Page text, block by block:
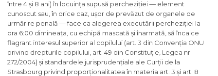
între 4 și 8 ani) în locuința supusă percheziției — element
cunoscut sau, în orice caz, ușor de prevăzut de organele de
urmărire penală — face ca alegerea executării percheziției la
ora 6:00 dimineața, cu echipă mascată și înarmată, să încalce
flagrant interesul superior al copilului (art. 3 din Convenția ONU
privind drepturile copilului, art. 49 din Constituție, Legea nr.
272/2004) și standardele jurisprudențiale ale Curții de la
Strasbourg privind proporționalitatea în materia art. 3 și art. 8